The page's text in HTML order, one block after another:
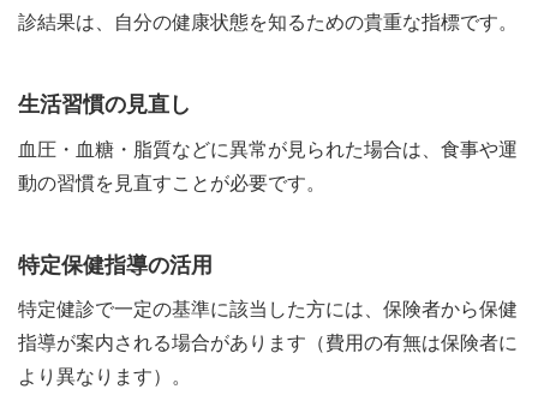
診結果は、自分の健康状態を知るための貴重な指標です。
生活習慣の見直し
血圧・血糖・脂質などに異常が見られた場合は、食事や運
動の習慣を見直すことが必要です。
特定保健指導の活用
特定健診で一定の基準に該当した方には、保険者から保健
指導が案内される場合があります（費用の有無は保険者に
より異なります）。